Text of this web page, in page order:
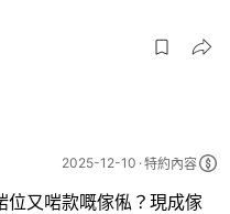
2025-12-10 特約內容
位又啱款嘅傢俬？現成傢